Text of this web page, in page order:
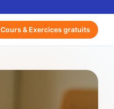
Cours & Exercices gratuits